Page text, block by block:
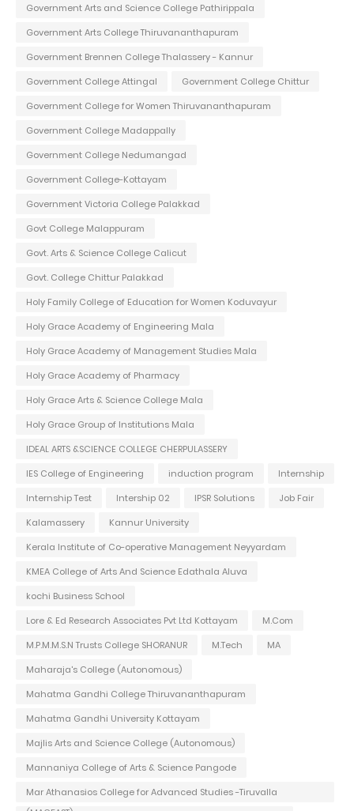
Government Arts and Science College Pathirippala
Government Arts College Thiruvananthapuram
Government Brennen College Thalassery - Kannur
Government College Attingal
Government College Chittur
Government College for Women Thiruvananthapuram
Government College Madappally
Government College Nedumangad
Government College-Kottayam
Government Victoria College Palakkad
Govt College Malappuram
Govt. Arts & Science College Calicut
Govt. College Chittur Palakkad
Holy Family College of Education for Women Koduvayur
Holy Grace Academy of Engineering Mala
Holy Grace Academy of Management Studies Mala
Holy Grace Academy of Pharmacy
Holy Grace Arts & Science College Mala
Holy Grace Group of Institutions Mala
IDEAL ARTS &SCIENCE COLLEGE CHERPULASSERY
IES College of Engineering
induction program
Internship
Internship Test
Intership 02 IPSR Solutions
Job Fair
Kalamassery
Kannur University
Kerala Institute of Co-operative Management Neyyardam
KMEA College of Arts And Science Edathala Aluva
kochi Business School
Lore & Ed Research Associates Pvt Ltd Kottayam
M.Com
M.P.M.M.S.N Trusts College SHORANUR
M.Tech
MA
Maharaja's College (Autonomous)
Mahatma Gandhi College Thiruvananthapuram
Mahatma Gandhi University Kottayam
Majlis Arts and Science College (Autonomous)
Mannaniya College of Arts & Science Pangode
Mar Athanasios College for Advanced Studies -Tiruvalla